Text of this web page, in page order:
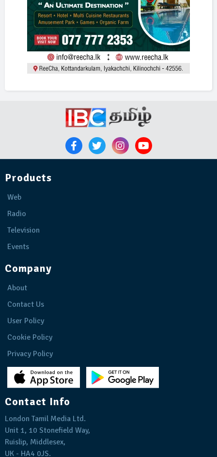
Products
Web
Radio
Television
Events
Company
About
Contact Us
User Policy
Cookie Policy
Privacy Policy
Contact Info
London Tamil Media Ltd.
Unit 1, 10 Stonefield Way,
Ruislip, Middlesex,
UK - HA4 0JS.